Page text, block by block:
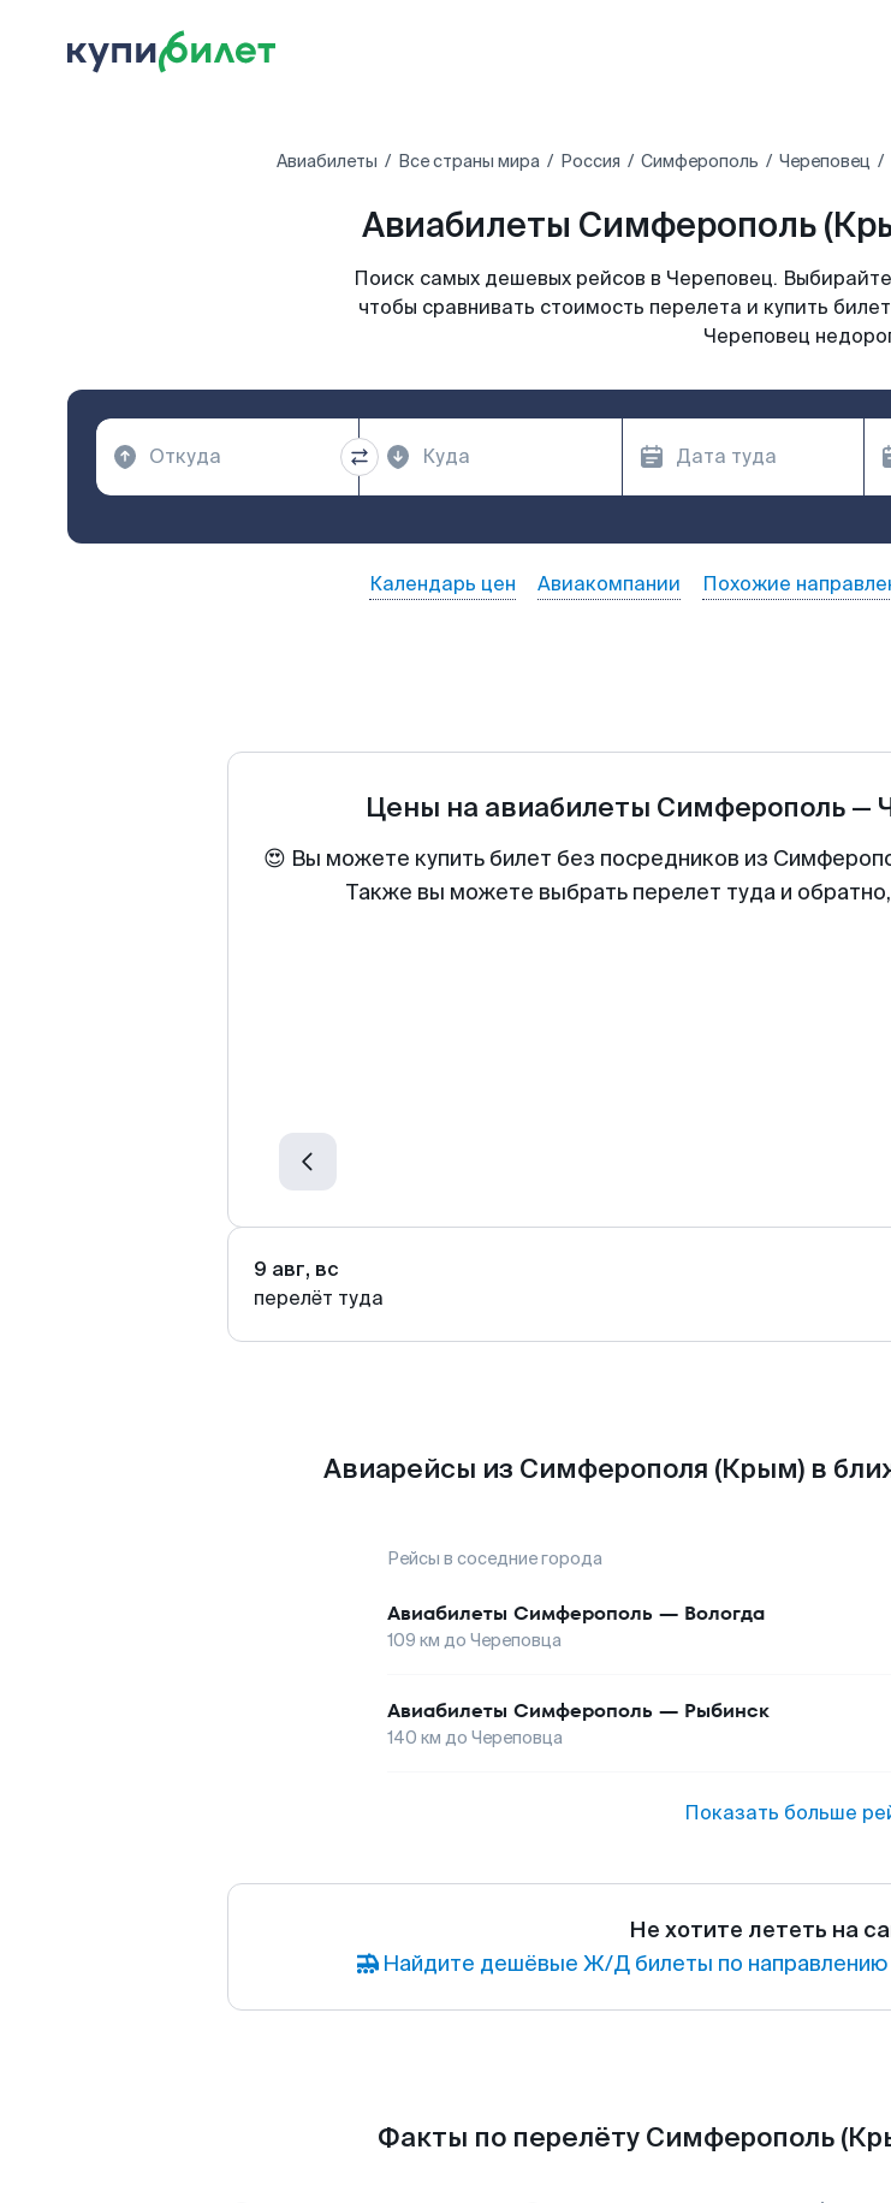
Авиабилеты Все страны мира Россия Симферополь Череповец
Авиабилеты Симферополь
Поиск самых дешевых рейсов в Череповец.
чтобы сравнивать стоимость перелета и купить
Череповец
Календарь цен Авиакомпании Похожие
Цены на авиабилеты Симферополь —
😍 Вы можете купить билет без посредников из
Также вы можете выбрать перелет туда и
9 авг, вс
перелёт туда
Авиарейсы из Симферополя (Крым) в
Рейсы в соседние города
Авиабилеты Симферополь — Вологда
109 км до Череповца
Авиабилеты Симферополь — Рыбинск
140 км до Череповца
Показать больше
Не хотите лететь на
Найдите дешёвые Ж/Д билеты по
Факты по перелёту Симферополь